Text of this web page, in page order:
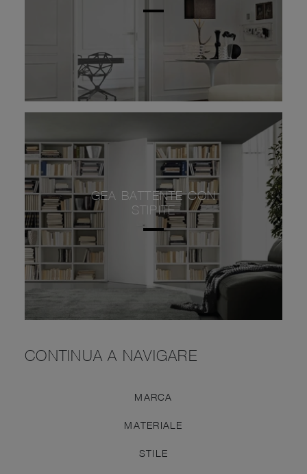
GEA BATTENTE CON
STIPITE
CONTINUA A NAVIGARE
MARCA
MATERIALE
STILE